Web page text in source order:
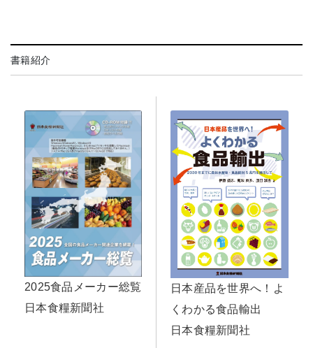
書籍紹介
2025食品メーカー総覧
日本食糧新聞社
日本産品を世界へ！よ
くわかる食品輸出
日本食糧新聞社